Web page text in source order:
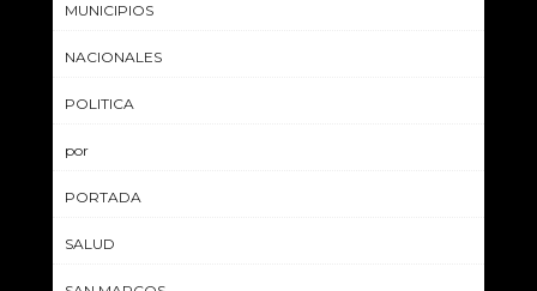
MUNICIPIOS
NACIONALES
POLITICA
por
PORTADA
SALUD